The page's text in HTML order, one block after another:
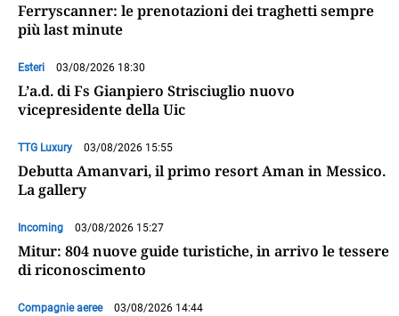
Ferryscanner: le prenotazioni dei traghetti sempre
più last minute
Esteri 03/08/2026 18:30
L’a.d. di Fs Gianpiero Strisciuglio nuovo
vicepresidente della Uic
TTG Luxury 03/08/2026 15:55
Debutta Amanvari, il primo resort Aman in Messico.
La gallery
Incoming 03/08/2026 15:27
Mitur: 804 nuove guide turistiche, in arrivo le tessere
di riconoscimento
Compagnie aeree 03/08/2026 14:44